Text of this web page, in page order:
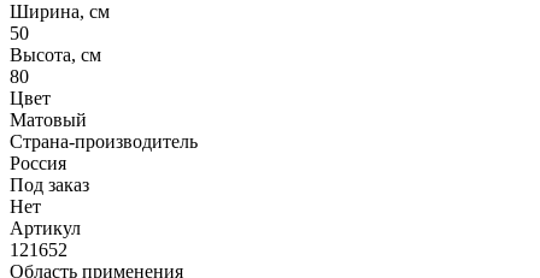
Ширина, см
50
Высота, см
80
Цвет
Матовый
Страна-производитель
Россия
Под заказ
Нет
Артикул
121652
Область применения